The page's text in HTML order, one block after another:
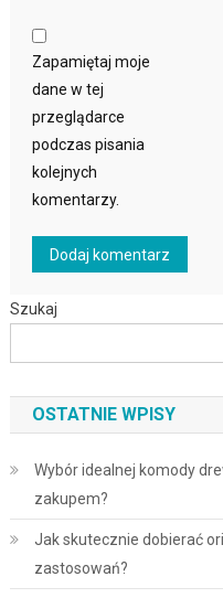
Zapamiętaj moje
dane w tej
przeglądarce
podczas pisania
kolejnych
komentarzy.
Szukaj
OSTATNIE WPISY
Wybór idealnej komody
zakupem?
Jak skutecznie dobierać
zastosowań?